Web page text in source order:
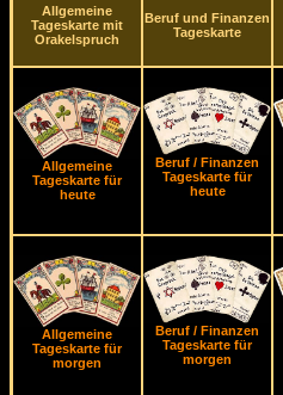
Allgemeine
Tageskarte mit
Orakelspruch
Beruf und Finanzen
Tageskarte
Allgemeine
Tageskarte für
heute
Beruf / Finanzen
Tageskarte für
heute
Allgemeine
Tageskarte für
morgen
Beruf / Finanzen
Tageskarte für
morgen